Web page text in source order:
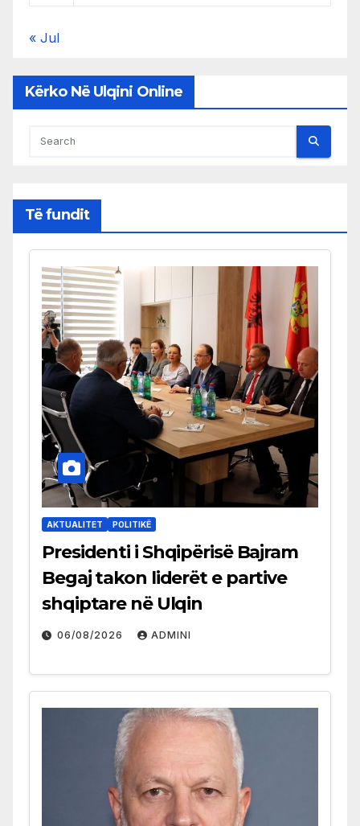
« Jul
Kërko Në Ulqini Online
Të fundit
AKTUALITET POLITIKË
Presidenti i Shqipërisë Bajram
Begaj takon liderët e partive
shqiptare në Ulqin
06/08/2026 ADMINI